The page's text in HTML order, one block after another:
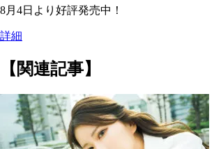
8月4日より好評発売中！
詳細
【関連記事】